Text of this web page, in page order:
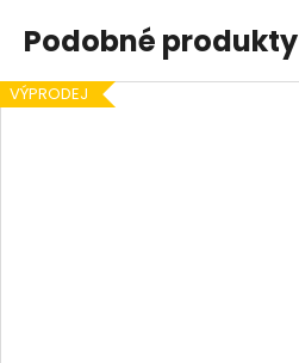
Podobné produkty
VÝPRODEJ